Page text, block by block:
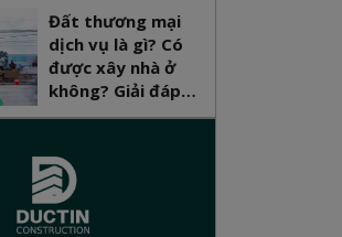
Đất thương mại
dịch vụ là gì? Có
được xây nhà ở
không? Giải đáp
pháp lý mới nhất